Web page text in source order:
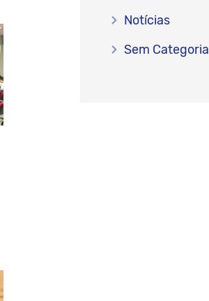
Notícias
Sem Categoria